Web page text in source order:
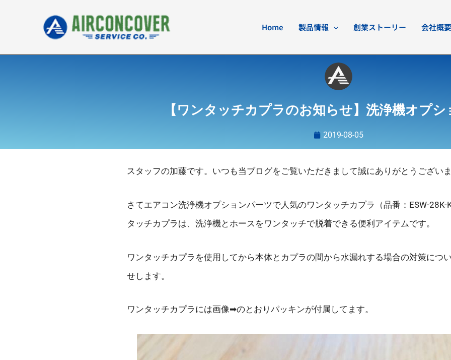
キ
Home 製品情報 創業ストーリー 会社概要
【ワンタッチカプラのお知らせ】洗浄機オプ
2019-08-05
スタッフの加藤です。いつも当ブログをご覧いただきまして誠にありがとうござい
さてエアコン洗浄機オプションパーツで人気のワンタッチカプラ（品番：ESW-
タッチカプラは、洗浄機とホースをワンタッチで脱着できる便利アイテムです。
ワンタッチカプラを使用してから本体とカプラの間から水漏れする場合の対策につ
せします。
ワンタッチカプラには画像➡のとおりパッキンが付属してます。